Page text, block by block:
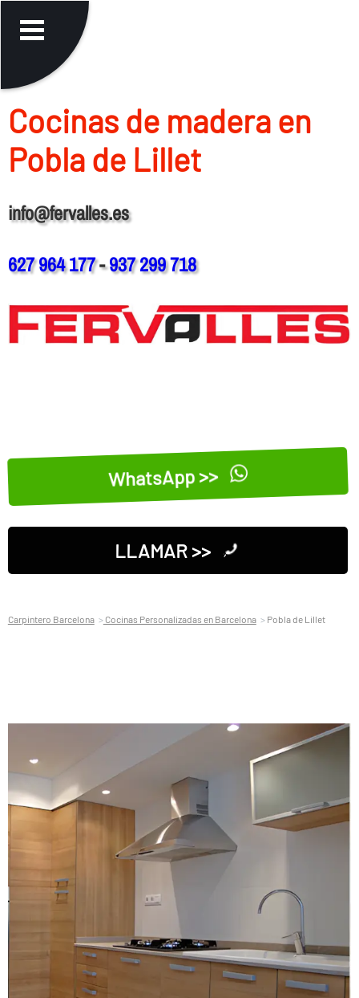
Cocinas de madera en
Pobla de Lillet
info@fervalles.es
627 964 177-937 299 718
WhatsApp >>
LLAMAR >>
Carpintero Barcelona Cocinas Personalizadas en Barcelona Pobla de Lillet